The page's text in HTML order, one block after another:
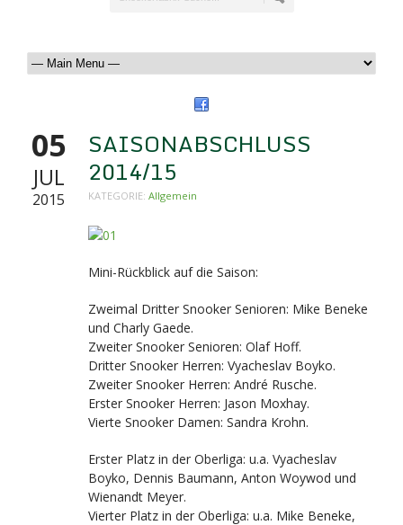
05
JUL
2015
SAISONABSCHLUSS
2014/15
KATEGORIE: Allgemein
Mini-Rückblick auf die Saison:
Zweimal Dritter Snooker Senioren: Mike Beneke
und Charly Gaede.
Zweiter Snooker Senioren: Olaf Hoff.
Dritter Snooker Herren: Vyacheslav Boyko.
Zweiter Snooker Herren: André Rusche.
Erster Snooker Herren: Jason Moxhay.
Vierte Snooker Damen: Sandra Krohn.
Erster Platz in der Oberliga: u.a. Vyacheslav
Boyko, Dennis Baumann, Anton Woywod und
Wienandt Meyer.
Vierter Platz in der Oberliga: u.a. Mike Beneke,